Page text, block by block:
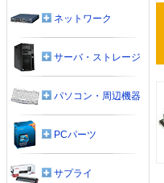
ネットワーク
サーバ・ストレージ
パソコン・周辺機器
PCパーツ
サプライ